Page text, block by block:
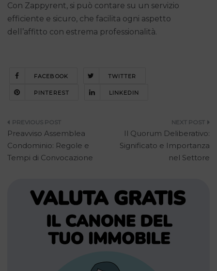
Con Zappyrent, si può contare su un servizio
efficiente e sicuro, che facilita ogni aspetto
dell’affitto con estrema professionalità.
FACEBOOK TWITTER
PINTEREST LINKEDIN
Navigazione
articoli
Preavviso Assemblea
Condominio: Regole e
Tempi di Convocazione
Il Quorum Deliberativo:
Significato e Importanza
nel Settore